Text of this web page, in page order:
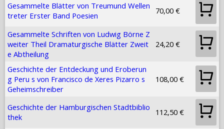
Gesammelte Blätter von Treumund Wellen
treter Erster Band Poesien
70,00 €
Gesammelte Schriften von Ludwig Börne Z
weiter Theil Dramaturgische Blätter Zweit
e Abtheilung
24,20 €
Geschichte der Entdeckung und Eroberun
g Peru s von Francisco de Xeres Pizarro s
Geheimschreiber
108,00 €
Geschichte der Hamburgischen Stadtbiblio
thek
112,50 €